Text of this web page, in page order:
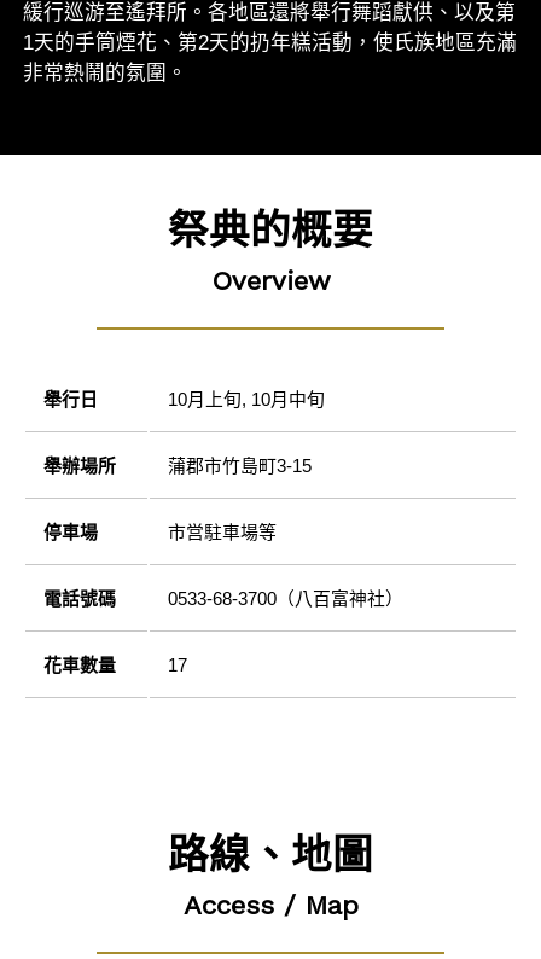
緩行巡游至遙拜所。各地區還將舉行舞蹈獻供、以及第
1天的手筒煙花、第2天的扔年糕活動，使氏族地區充滿
非常熱鬧的氛圍。
祭典的概要
Overview
舉行日 10月上旬, 10月中旬
舉辦場所 蒲郡市竹島町3-15
停車場 市営駐車場等
電話號碼 0533-68-3700（八百富神社）
花車數量 17
路線、地圖
Access / Map